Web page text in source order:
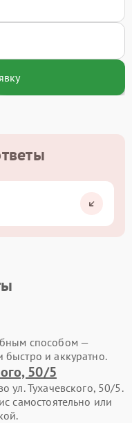
способом —
и аккуратно.
50/5
ул. Тухачевского, 50/5.
самостоятельно или